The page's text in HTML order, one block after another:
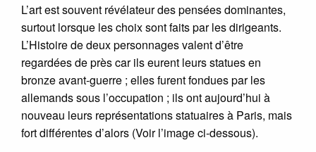
L’art est souvent révélateur des pensées dominantes,
surtout lorsque les choix sont faits par les dirigeants.
L’Histoire de deux personnages valent d’être
regardées de près car ils eurent leurs statues en
bronze avant-guerre ; elles furent fondues par les
allemands sous l’occupation ; ils ont aujourd’hui à
nouveau leurs représentations statuaires à Paris, mais
fort différentes d’alors (Voir l’image ci-dessous).